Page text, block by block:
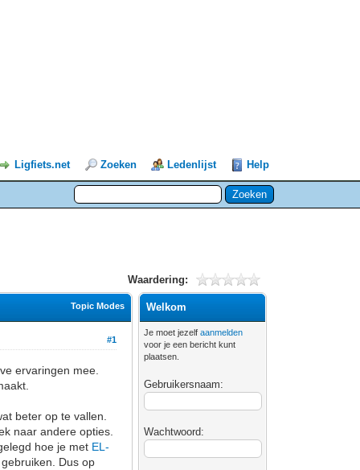
Ligfiets.net Zoeken Ledenlijst Help
Waardering:
Topic Modes
#1
ervaringen mee.
beter op te vallen.
naar andere opties.
hoe je met EL-
Dus op
Welkom
Je moet jezelfaanmelden
voor je een bericht kunt
plaatsen.
Gebruikersnaam:
Wachtwoord: